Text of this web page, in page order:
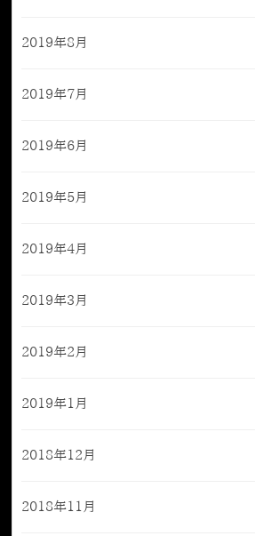
2019年8月
2019年7月
2019年6月
2019年5月
2019年4月
2019年3月
2019年2月
2019年1月
2018年12月
2018年11月